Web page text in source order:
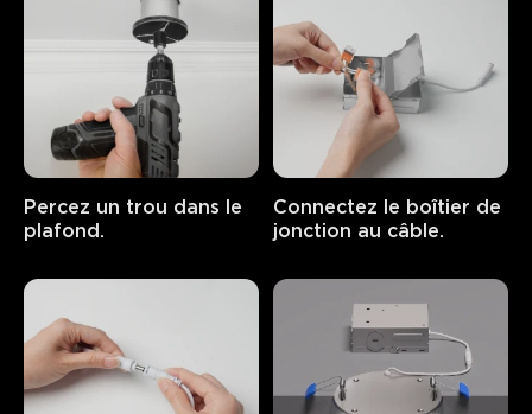
Percez un trou dans le
plafond.
Connectez le boîtier de
jonction au câble.